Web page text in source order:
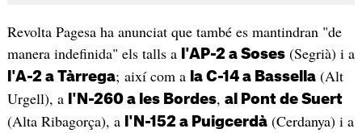
Revolta Pagesa ha anunciat que també es mantindran "de
manera indefinida" els talls a
l'AP-2 a Soses(Segrià) i a
l'A-2 a Tàrrega; així com a la C-14 a Bassella(Alt
Urgell), a
l'N-260 a les Bordes, al Pont de Suert
(Alta Ribagorça), a l'N-152 a Puigcerdà(Cerdanya) i a